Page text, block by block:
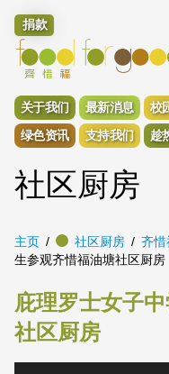
捐款
关于我们 最新消息 校
绿色资讯
支持我们 趁
社区厨房
主页 社区厨房 齐惜
生参观齐惜福油塘社区厨房
庇理罗士女子
社区厨房